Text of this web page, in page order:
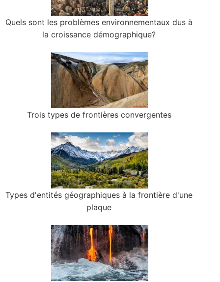
Quels sont les problèmes environnementaux dus à
la croissance démographique?
Trois types de frontières convergentes
Types d'entités géographiques à la frontière d'une
plaque